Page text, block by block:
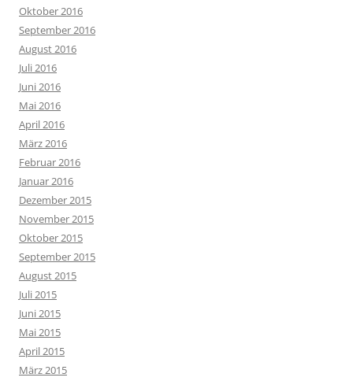
Oktober 2016
September 2016
August 2016
Juli 2016
Juni 2016
Mai 2016
April 2016
März 2016
Februar 2016
Januar 2016
Dezember 2015
November 2015
Oktober 2015
September 2015
August 2015
Juli 2015
Juni 2015
Mai 2015
April 2015
März 2015